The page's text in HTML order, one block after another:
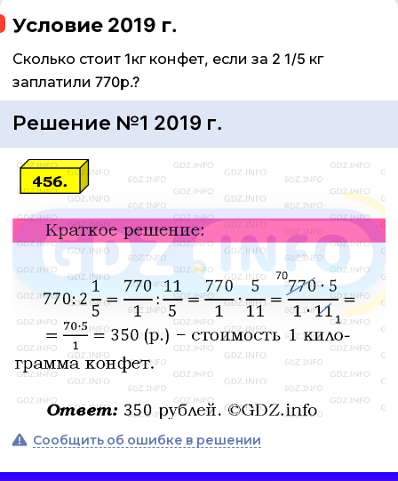
Условие 2019 г.
Сколько стоит 1кг конфет, если за 2 1/5 кг
заплатили 770р.?
Решение №1 2019 г.
Сообщить об ошибке в решении